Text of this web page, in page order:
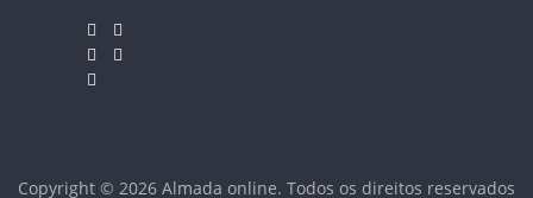
Copyright © 2026 Almada online. Todos os direitos reservados